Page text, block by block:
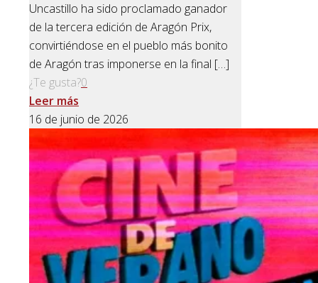
Uncastillo ha sido proclamado ganador
de la tercera edición de Aragón Prix,
convirtiéndose en el pueblo más bonito
de Aragón tras imponerse en la final […]
¿Te gusta?0
Leer más
16 de junio de 2026